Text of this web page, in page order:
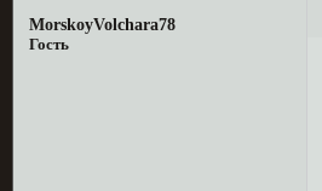
MorskoyVolchara78
Гость